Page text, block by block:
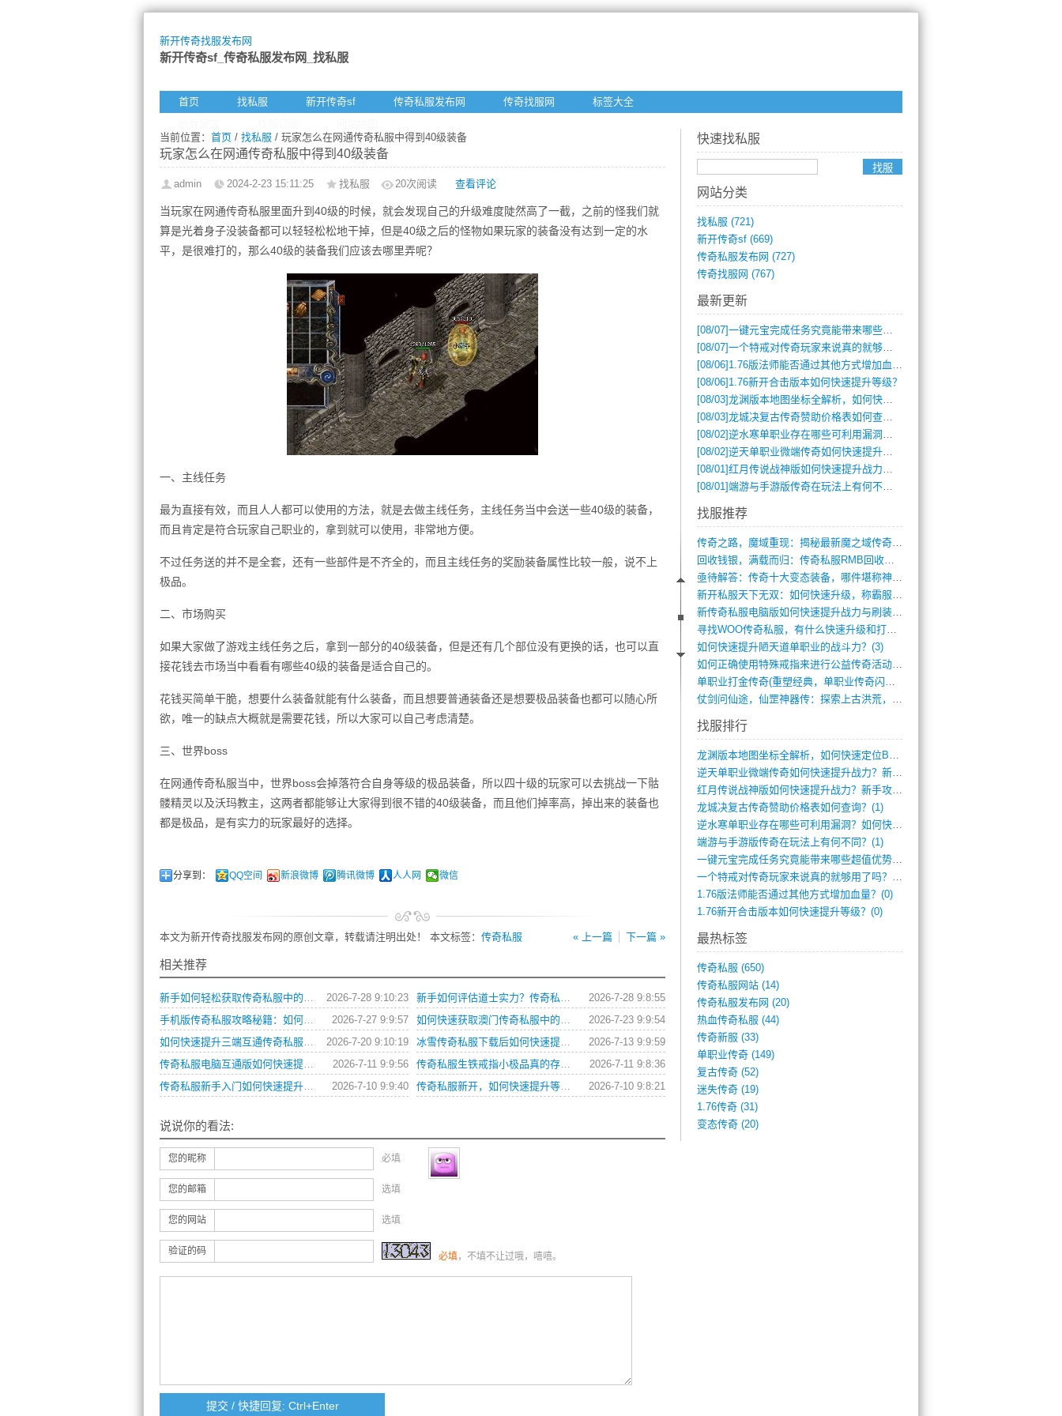
新开传奇找服发布网
新开传奇sf_传奇私服发布网_找私服
首页 找私服 新开传奇sf 传奇私服发布网 传奇找服网
标签大全
当前位置： 首页 / 找私服 / 玩家怎么在网通传奇私服中得到40级装备
玩家怎么在网通传奇私服中得到40级装备
admin 2024-2-23 15:11:25 找私服 20次阅读 查看评论
当玩家在网通传奇私服里面升到40级的时候，就会发现自己的升级难度陡然高了一截，之前的怪我们就
算是光着身子没装备都可以轻轻松松地干掉，但是40级之后的怪物如果玩家的装备没有达到一定的水
平，是很难打的，那么40级的装备我们应该去哪里弄呢？
一、主线任务
最为直接有效，而且人人都可以使用的方法，就是去做主线任务，主线任务当中会送一些40级的装备，
而且肯定是符合玩家自己职业的，拿到就可以使用，非常地方便。
不过任务送的并不是全套，还有一些部件是不齐全的，而且主线任务的奖励装备属性比较一般，说不上
极品。
二、市场购买
如果大家做了游戏主线任务之后，拿到一部分的40级装备，但是还有几个部位没有更换的话，也可以直
接花钱去市场当中看看有哪些40级的装备是适合自己的。
花钱买简单干脆，想要什么装备就能有什么装备，而且想要普通装备还是想要极品装备也都可以随心所
欲，唯一的缺点大概就是需要花钱，所以大家可以自己考虑清楚。
三、世界boss
在网通传奇私服当中，世界boss会掉落符合自身等级的极品装备，所以四十级的玩家可以去挑战一下骷
髅精灵以及沃玛教主，这两者都能够让大家得到很不错的40级装备，而且他们掉率高，掉出来的装备也
都是极品，是有实力的玩家最好的选择。
分享到： QQ空间 新浪微博 腾讯微博 人人网 微信
« 上一篇 下一篇 »
本文为新开传奇找服发布网的原创文章，转载请注明出处！ 本文标签： 传奇私服
相关推荐
2026-7-28 9:10:23
新手如何轻松获取传奇私服中的各类游戏礼包？ 2026-7-28 9:8:55
新手如何评估道士实力？传奇私服玩家操作习惯全解析
2026-7-27 9:9:57
手机版传奇私服攻略秘籍：如何快速提升战力？ 2026-7-23 9:9:54
如何快速获取澳门传奇私服中的顶级装备？
2026-7-20 9:10:19
如何快速提升三端互通传奇私服角色战斗力？ 2026-7-13 9:9:59
冰雪传奇私服下载后如何快速提升角色等级？
2026-7-11 9:9:56
传奇私服电脑互通版如何快速提升角色等级？ 2026-7-11 9:8:36
传奇私服生铁戒指小极品真的存在吗？如何获取？
2026-7-10 9:9:40
传奇私服新手入门如何快速提升战力？ 2026-7-10 9:8:21
传奇私服新开，如何快速提升等级与获取顶级装备？
说说你的看法:
您的昵称 必填
您的邮箱 选填
您的网站 选填
验证的码 必填，不填不让过哦，嘻嘻。
快速找私服
网站分类
找私服 (721)
新开传奇sf (669)
传奇私服发布网 (727)
传奇找服网 (767)
最新更新
[08/07]一键元宝完成任务究竟能带来哪些超值优势？
[08/07]一个特戒对传奇玩家来说真的就够用了吗？
[08/06] 1.76版法师能否通过其他方式增加血量？
[08/06] 1.76新开合击版本如何快速提升等级？
[08/03]龙渊版本地图坐标全解析，如何快速定位BOSS位置？
[08/03]龙城决复古传奇赞助价格表如何查询？
[08/02]逆水寒单职业存在哪些可利用漏洞？如何快速提升战力？
[08/02]逆天单职业微端传奇如何快速提升战力？新手必看攻略
[08/01]红月传说战神版如何快速提升战力？新手攻略全解析？
[08/01]端游与手游版传奇在玩法上有何不同？
找服推荐
传奇之路，魔域重现：揭秘最新魔之域传奇攻(712)
回收钱银，满载而归：传奇私服RMB回收装(548)
亟待解答：传奇十大变态装备，哪件堪称神器(347)
新开私服天下无双：如何快速升级，称霸服务(681)
新传奇私服电脑版如何快速提升战力与刷装备(835)
寻找WOO传奇私服，有什么快速升级和打宝(864)
如何快速提升陋天道单职业的战斗力？(3)
如何正确使用特殊戒指来进行公益传奇活动？(10)
单职业打金传奇(重塑经典，单职业传奇闪耀(10)
仗剑问仙途，仙罡神器传：探索上古洪荒，揭(813)
找服排行
龙渊版本地图坐标全解析，如何快速定位BO(3)
逆天单职业微端传奇如何快速提升战力？新手(2)
红月传说战神版如何快速提升战力？新手攻略(2)
龙城决复古传奇赞助价格表如何查询？(1)
逆水寒单职业存在哪些可利用漏洞？如何快速(1)
端游与手游版传奇在玩法上有何不同？(1)
一键元宝完成任务究竟能带来哪些超值优势？(0)
一个特戒对传奇玩家来说真的就够用了吗？(0)
1.76版法师能否通过其他方式增加血量？(0)
1.76新开合击版本如何快速提升等级？(0)
最热标签
传奇私服 (650)
传奇私服网站 (14)
传奇私服发布网 (20)
热血传奇私服 (44)
传奇新服 (33)
单职业传奇 (149)
复古传奇 (52)
迷失传奇 (19)
1.76传奇 (31)
变态传奇 (20)